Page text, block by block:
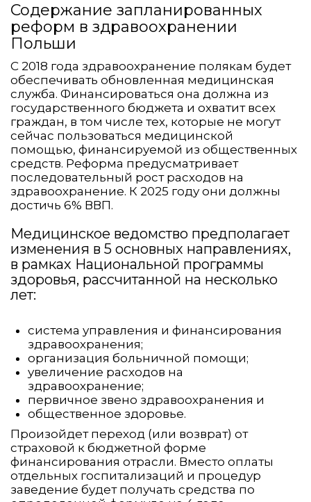
Содержание запланированных
реформ в здравоохранении
Польши
С 2018 года здравоохранение полякам будет
обеспечивать обновленная медицинская
служба. Финансироваться она должна из
государственного бюджета и охватит всех
граждан, в том числе тех, которые не могут
сейчас пользоваться медицинской
помощью, финансируемой из общественных
средств. Реформа предусматривает
последовательный рост расходов на
здравоохранение. К 2025 году они должны
достичь 6% ВВП.
Медицинское ведомство предполагает
изменения в 5 основных направлениях,
в рамках Национальной программы
здоровья, рассчитанной на несколько
лет:
система управления и финансирования
здравоохранения;
организация больничной помощи;
увеличение расходов на
здравоохранение;
первичное звено здравоохранения и
общественное здоровье.
Произойдет переход (или возврат) от
страховой к бюджетной форме
финансирования отрасли. Вместо оплаты
отдельных госпитализаций и процедур
заведение будет получать средства по